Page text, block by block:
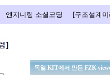
엔지니링 소셜코딩 [구조설계
독일 KIT에서 만든 FZK